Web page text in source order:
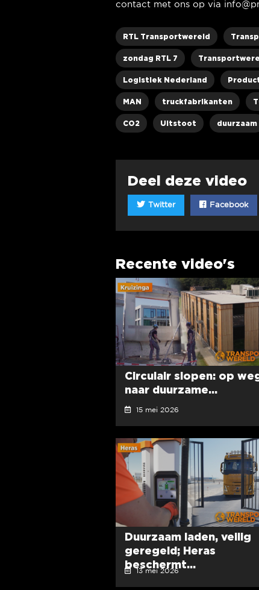
contact met ons op via
RTL Transportwereld
zondag RTL 7
Logistiek Nederland
MAN truckfabrikanten
CO2 Uitstoot duurzaam
Deel deze video
Twitter Facebook
Recente video's
Circulair slopen: op
naar duurzame...
15 mei 2026
Duurzaam laden, veilig
geregeld; Heras
beschermt...
13 mei 2026